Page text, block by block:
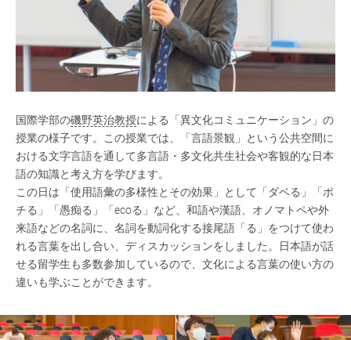
国際学部の磯野英治教授による「異文化コミュニケーション」の
授業の様子です。この授業では、「言語景観」という公共空間に
おける文字言語を通して多言語・多文化共生社会や客観的な日本
語の知識と考え方を学びます。
この日は「使用語彙の多様性とその効果」として「ダベる」「ポ
チる」「愚痴る」「ecoる」など、和語や漢語、オノマトペや外
来語などの名詞に、名詞を動詞化する接尾語「る」をつけて使わ
れる言葉を出し合い、ディスカッションをしました。日本語が話
せる留学生も多数参加しているので、文化による言葉の使い方の
違いも学ぶことができます。